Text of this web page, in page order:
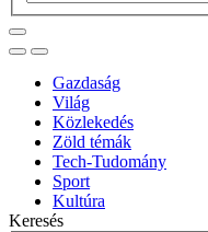
Gazdaság
Világ
Közlekedés
Zöld témák
Tech-Tudomány
Sport
Kultúra
Keresés